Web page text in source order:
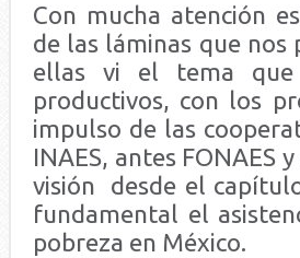
Con mucha atención
de las láminas que
ellas vi el tema
productivos, con los
impulso de las
INAES, antes FONAES
visión desde el
fundamental el
pobreza en México.